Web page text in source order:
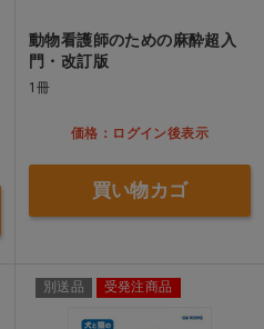
動物看護師のための麻酔超入
門・改訂版
1冊
価格：ログイン後表示
買い物カゴ
別送品 受発注商品